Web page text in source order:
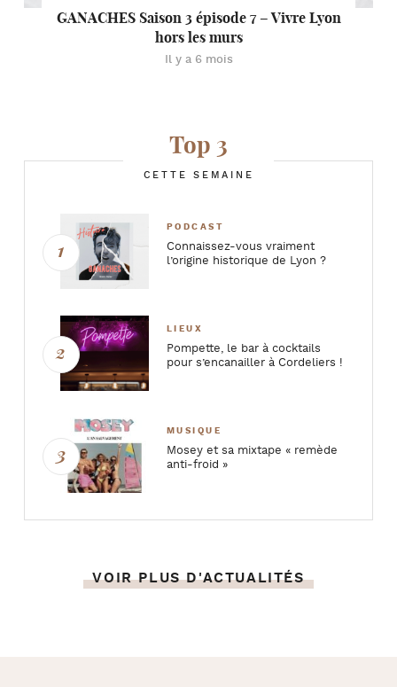
GANACHES Saison 3 épisode 7 – Vivre Lyon
hors les murs
Il y a 6 mois
Top 3
CETTE SEMAINE
PODCAST
Connaissez-vous vraiment
l’origine historique de Lyon ?
LIEUX
Pompette, le bar à cocktails
pour s’encanailler à Cordeliers !
MUSIQUE
Mosey et sa mixtape « remède
anti-froid »
VOIR PLUS D'ACTUALITÉS